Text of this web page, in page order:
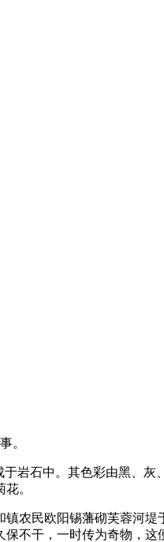
。
于岩石中。其色彩由黑、灰
。
农民欧阳锡藩砌芙蓉河
不干，一时传为奇物，这